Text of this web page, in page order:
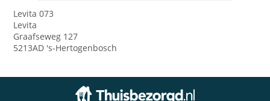
Levita 073
Levita
Graafseweg 127
5213AD 's-Hertogenbosch